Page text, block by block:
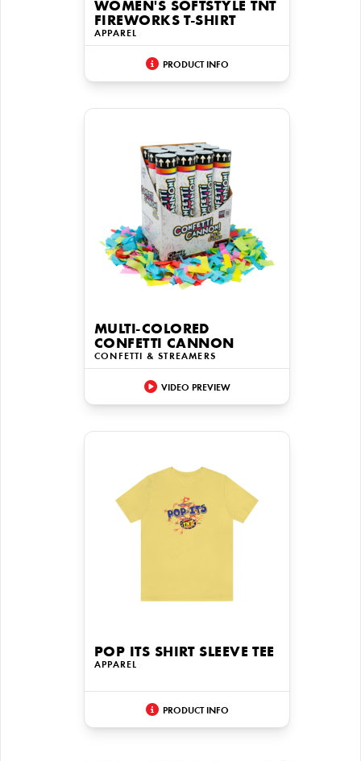
WOMEN'S SOFTSTYLE TNT
FIREWORKS T-SHIRT
APPAREL
PRODUCT INFO
MULTI-COLORED
CONFETTI CANNON
CONFETTI & STREAMERS
VIDEO PREVIEW
POP ITS SHIRT SLEEVE TEE
APPAREL
PRODUCT INFO